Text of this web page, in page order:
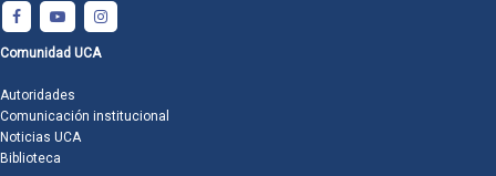
Comunidad UCA
Autoridades
Comunicación institucional
Noticias UCA
Biblioteca